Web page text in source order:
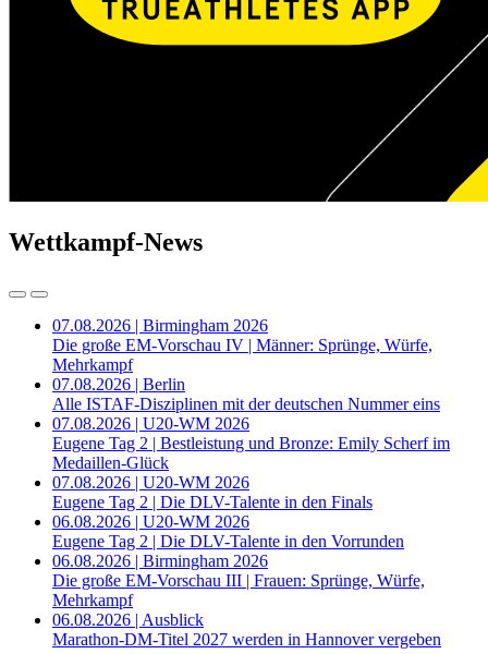
Wettkampf-News
07.08.2026 | Birmingham 2026
Die große EM-Vorschau IV | Männer: Sprünge, Würfe,
Mehrkampf
07.08.2026 | Berlin
Alle ISTAF-Disziplinen mit der deutschen Nummer eins
07.08.2026 | U20-WM 2026
Eugene Tag 2 | Bestleistung und Bronze: Emily Scherf im
Medaillen-Glück
07.08.2026 | U20-WM 2026
Eugene Tag 2 | Die DLV-Talente in den Finals
06.08.2026 | U20-WM 2026
Eugene Tag 2 | Die DLV-Talente in den Vorrunden
06.08.2026 | Birmingham 2026
Die große EM-Vorschau III | Frauen: Sprünge, Würfe,
Mehrkampf
06.08.2026 | Ausblick
Marathon-DM-Titel 2027 werden in Hannover vergeben